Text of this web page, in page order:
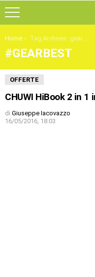
You are here:
Home Tag Archives: gearbest
GEARBEST
ULTIMI
OFFERTE
CHUWI HiBook 2 in
di Giuseppe Iacovazzo
16/05/2016, 18:03